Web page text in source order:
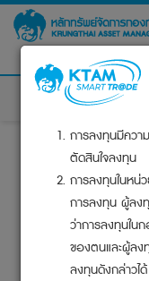
สนใจจัดตั้ง
ลูกค้าปัจจุบัน
การลงทุนมีคว
ตัดสินใจลงทุน
การลงทุนในหน่
การลงทุน ผู้ลง
ว่าการลงทุนใน
ของตนและผู้ลง
ลงทุนดังกล่าวไ